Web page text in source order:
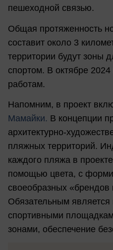
пешеходной связью.
Общая протяженность
составит около 3
территории будут зоны
спортом. В октябре 2024
работам.
Напомним, в проект
Мамайки. В концепции
архитектурно-
пляжных территорий.
каждого пляжа в
помощью цвета, с
своеобразных «брендов
Обязательным
спортивными
зонами, обеспечение